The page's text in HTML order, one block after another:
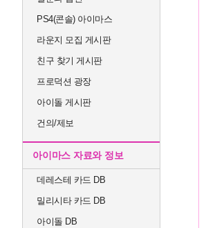
PS4(콘솔) 아이마스
라운지 모집 게시판
친구 찾기 게시판
프로덕션 광장
아이돌 게시판
건의/제보
아이마스 자료와 정보
데레스테 카드 DB
밀리시타 카드 DB
아이돌 DB